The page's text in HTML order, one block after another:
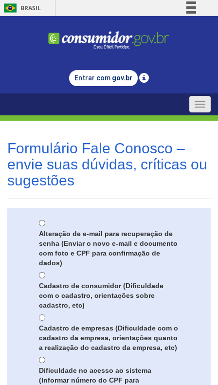
BRASIL
Comunica BR
Legislação
Entrar com gov.br
Toggle
Formulário Fale Conosco –
envie suas dúvidas, críticas ou
sugestões
Alteração de e-mail para recuperação de
senha (Enviar o novo e-mail e documento
com foto e CPF para confirmação de
dados)
Cadastro de consumidor (Dificuldade
com o cadastro, orientações sobre
cadastro, etc)
Cadastro de empresas (Dificuldade com o
cadastro da empresa, orientações quanto
a realização do cadastro da empresa, etc)
Dificuldade no acesso ao sistema
(Informar número do CPF para